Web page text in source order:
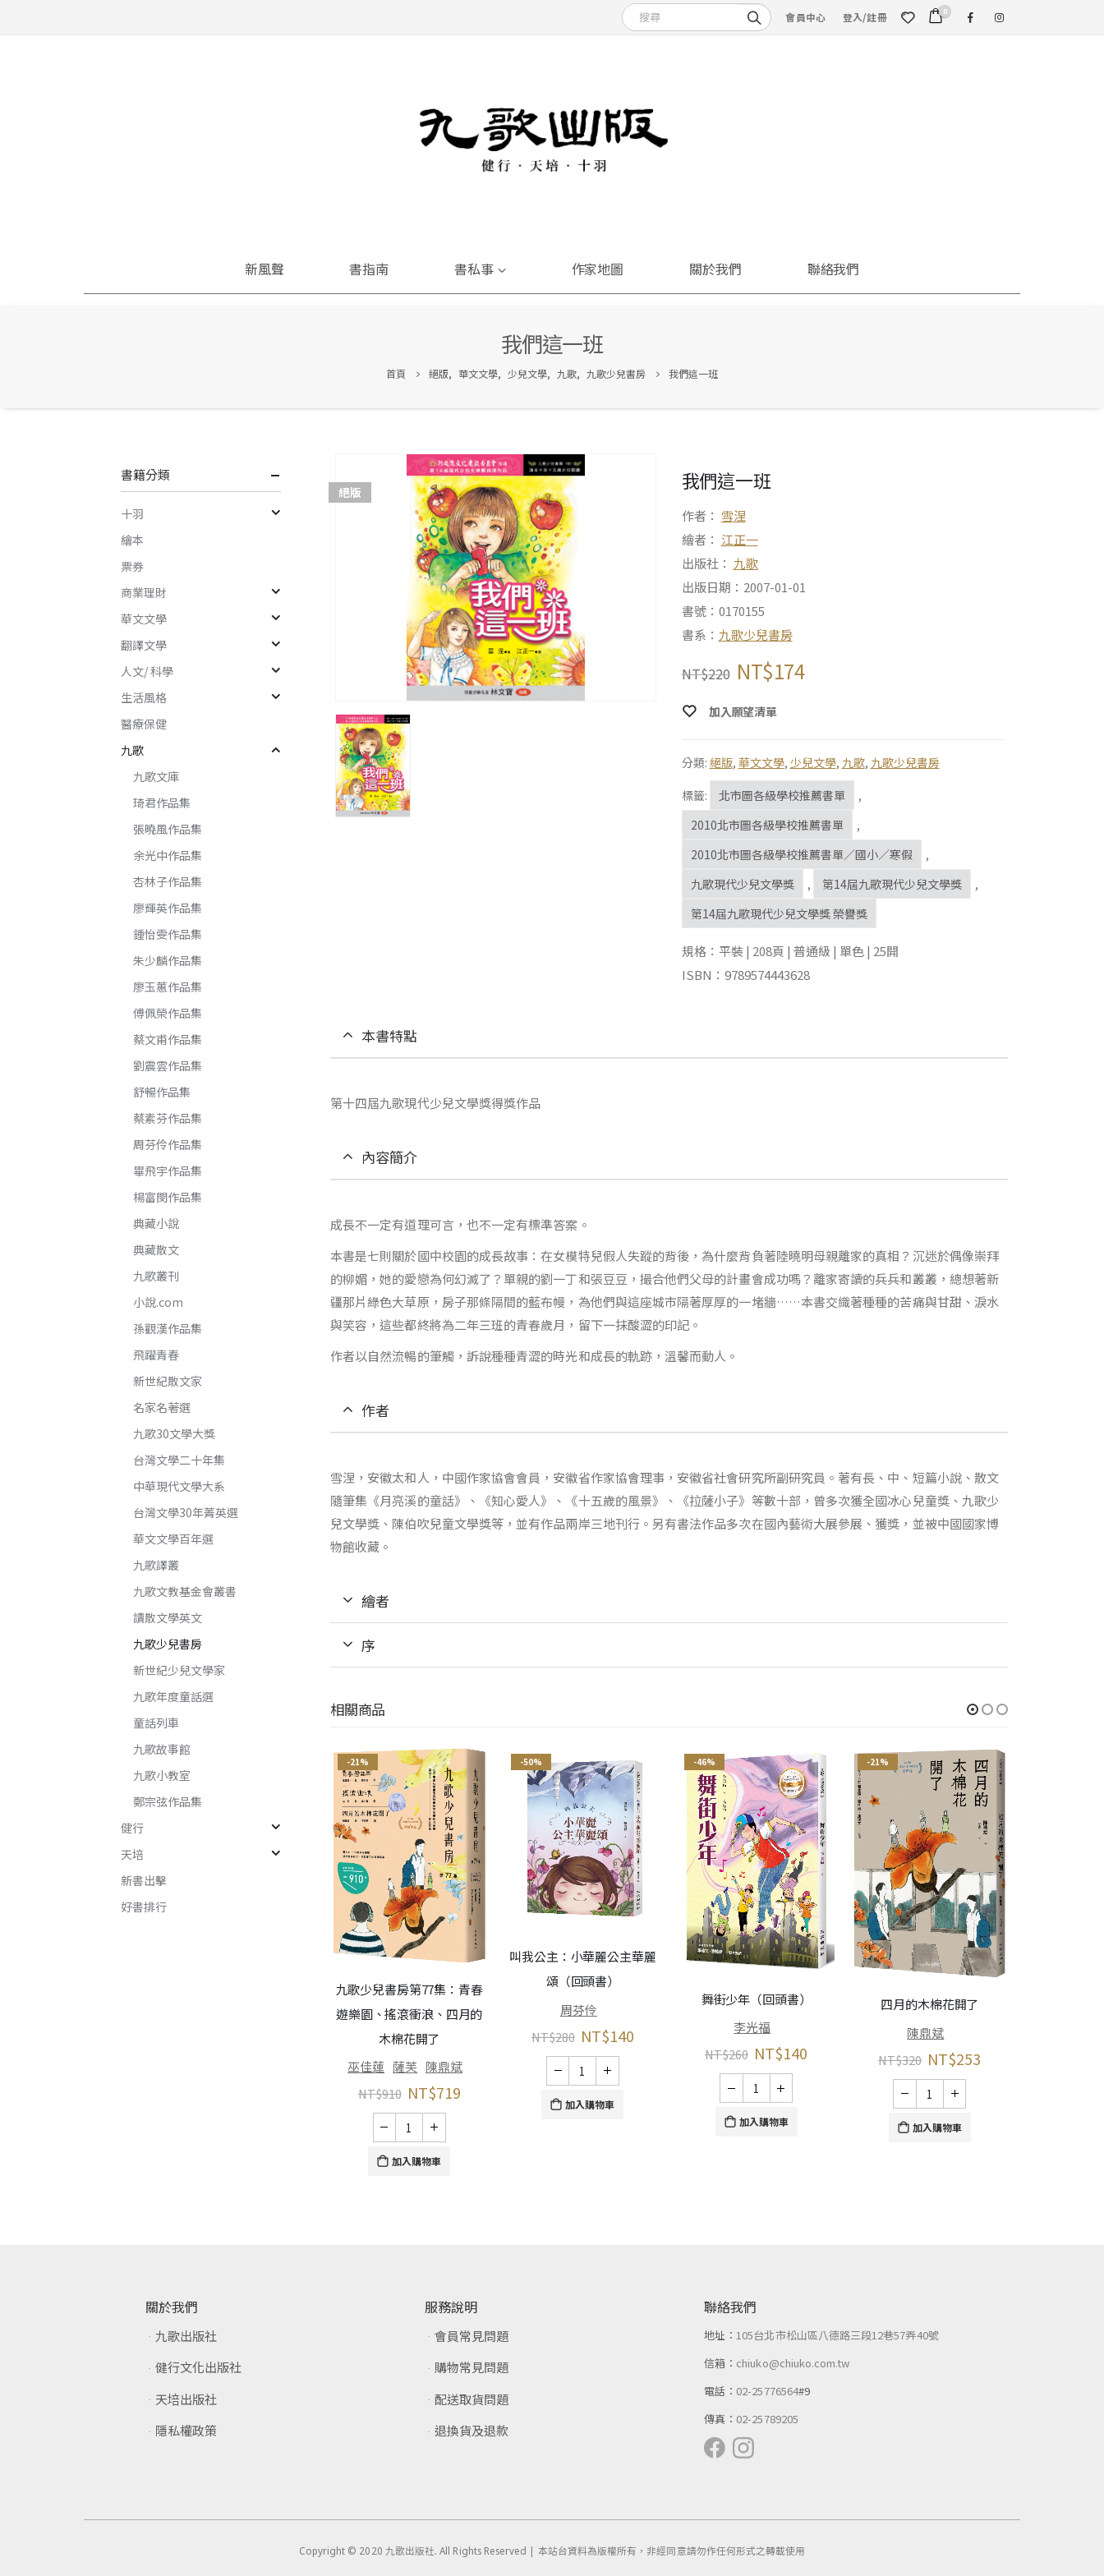
會員中心 登入/註冊 0
新風聲 書指南 書私事 作家地圖 關於我們 聯絡我們
我們這一班
首頁 絕版, 華文文學, 少兒文學, 九歌, 九歌少兒書房 我們這一班
絕版 我們這一班
作者： 雪涅
繪者： 江正一
出版社： 九歌
出版日期：2007-01-01
書號：0170155
書系： 九歌少兒書房
NT$220 NT$174
加入願望清單
分類: 絕版, 華文文學, 少兒文學, 九歌, 九歌少兒書房
標籤:
北市圖各級學校推薦書單
,
2010北市圖各級學校推薦書單
,
2010北市圖各級學校推薦書單／國小／寒假
,
九歌現代少兒文學獎
, 第14屆九歌現代少兒文學獎
,
第14屆九歌現代少兒文學獎 榮譽獎
規格：平裝 | 208頁 | 普通級 | 單色 | 25開
ISBN：9789574443628
本書特點
第十四屆九歌現代少兒文學獎得獎作品
內容簡介
成長不一定有道理可言，也不一定有標準答案。
本書是七則關於國中校園的成長故事：在女模特兒假人失蹤的背後，為什麼背負著陸曉明母親離家的真相？沉迷於偶像崇拜
的柳媚，她的愛戀為何幻滅了？單親的劉一丁和張豆豆，撮合他們父母的計畫會成功嗎？離家寄讀的兵兵和叢叢，總想著新
疆那片綠色大草原，房子那條隔間的藍布幔，為他們與這座城市隔著厚厚的一堵牆……本書交織著種種的苦痛與甘甜、淚水
與笑容，這些都終將為二年三班的青春歲月，留下一抹酸澀的印記。
作者以自然流暢的筆觸，訴說種種青澀的時光和成長的軌跡，溫馨而動人。
作者
雪涅，安徽太和人，中國作家協會會員，安徽省作家協會理事，安徽省社會研究所副研究員。著有長、中、短篇小說、散文
隨筆集《月亮溪的童話》、《知心愛人》、《十五歲的風景》、《拉薩小子》等數十部，曾多次獲全國冰心兒童獎、九歌少
兒文學獎、陳伯吹兒童文學獎等，並有作品兩岸三地刊行。另有書法作品多次在國內藝術大展參展、獲獎，並被中國國家博
物館收藏。
繪者
序
相關商品
-21%
九歌少兒書房第77集：青春
遊樂園、搖滾衝浪、四月的
木棉花開了
巫佳蓮 薩芙 陳鼎斌
NT$910 NT$719
加入購物車
-50%
叫我公主：小華麗公主華麗
頌（回頭書）
周芬伶
NT$280 NT$140
加入購物車
-46%
舞街少年（回頭書）
李光福
NT$260 NT$140
加入購物車
-21%
四月的木棉花開了
陳鼎斌
NT$320 NT$253
加入購物車
書籍分類
十羽
繪本
票券
商業理財
華文文學
翻譯文學
人文/ 科學
生活風格
醫療保健
九歌
九歌文庫
琦君作品集
張曉風作品集
余光中作品集
杏林子作品集
廖輝英作品集
鍾怡雯作品集
朱少麟作品集
廖玉蕙作品集
傅佩榮作品集
蔡文甫作品集
劉震雲作品集
舒暢作品集
蔡素芬作品集
周芬伶作品集
畢飛宇作品集
楊富閔作品集
典藏小說
典藏散文
九歌叢刊
小說.com
孫觀漢作品集
飛躍青春
新世紀散文家
名家名著選
九歌30文學大獎
台灣文學二十年集
中華現代文學大系
台灣文學30年菁英選
華文文學百年選
九歌譯叢
九歌文教基金會叢書
讀散文學英文
九歌少兒書房
新世紀少兒文學家
九歌年度童話選
童話列車
九歌故事館
九歌小教室
鄭宗弦作品集
健行
天培
新書出擊
好書排行
關於我們
九歌出版社
健行文化出版社
天培出版社
隱私權政策
服務說明
會員常見問題
購物常見問題
配送取貨問題
退換貨及退款
聯絡我們
地址：105台北市松山區八德路三段12巷57弄40號
信箱： chiuko@chiuko.com.tw
電話： 02-25776564#9
傳真： 02-25789205
Copyright © 2020 九歌出版社. All Rights Reserved | 本站台資料為版權所有，非經同意請勿作任何形式之轉載使用